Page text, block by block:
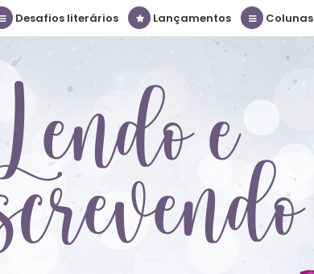
Desafios literários Lançamentos Colunas